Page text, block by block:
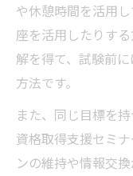
や休憩時間を活用
座を活用したりす
解を得て、試験前
方法です。
また、同じ目標を
資格取得支援セミ
ンの維持や情報交